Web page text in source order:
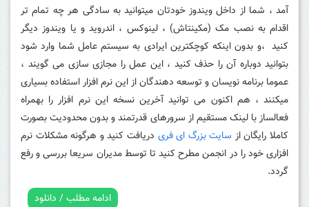
آمد ، شما از داخل ویندوز خودتان میتوانید به سادگی هر چه تمام تر
اقدام به نصب مک (مکینتاش) ، لینوکس ، اندروید و یا ویندوز دیگر
کنید ،و بدون اینکه کوچکترین ایرادی به سیستم عامل شما وارد شود
بتوانید دوباره آن را حذف کنید ، این عمل را مجازی سازی می گویند ،
عموما برنامه نویسان و توسعه دهندگان از این نرم افزار استفاده بسیاری
میکنند ، هم اکنون می توانید آخرین نسخه این نرم افزار را بهمراه
فعالساز با لینک مستقیم از سرورهای قدرتمند و بدون محدودیت بصورت
کاملا رایگان از سایت بزرگ ای فری دریافت کنید و هرگونه مشکلات نرم
افزاری خود را در انجمن مطرح کنید تا توسط مدیران سریعا بررسی و رفع
گردد.
ادامه مطلب / دانلود